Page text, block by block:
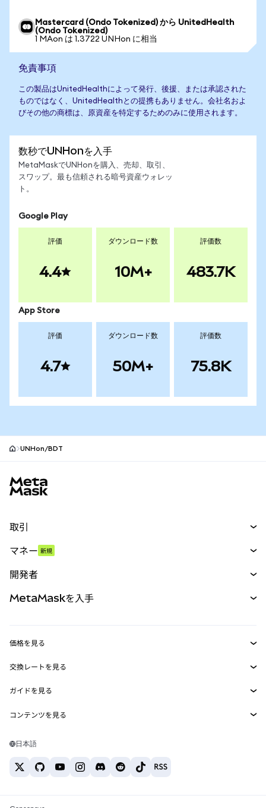
Mastercard (Ondo Tokenized) から UnitedHealth
(Ondo Tokenized)
1 MAon は 1.3722 UNHon に相当
免責事項
この製品はUnitedHealthによって発行、後援、または承認された
ものではなく、UnitedHealthとの提携もありません。会社名およ
びその他の商標は、原資産を特定するためのみに使用されます。
数秒でUNHonを入手
MetaMaskでUNHonを購入、売却、取引、
スワップ。最も信頼される暗号資産ウォレッ
ト。
Google Play
評価
4.4
ダウンロード数
10M+
評価数
483.7K
App Store
評価
4.7
ダウンロード数
50M+
評価数
75.8K
UNHon/BDT
取引
パーペチュアル
RWA
マネー 新規
開発者
MetaMask Connect
Snaps
Web3サービス
MetaMaskを入手
セキュリティ
サポート
キャリア
お問い合わせ
価格を見る
イーサリアムの価格
Solanaの価格
Tetherの価格
交換レートを見る
ETH→USD
USDT→INR
BTC→INR
ETH→USDT
ガイドを見る
ETHの購入
USDTの購入
コンテンツを見る
Solanaウォレット
日本語